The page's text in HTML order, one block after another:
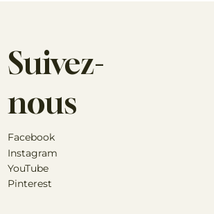
cas, une dose réduite de ce
terme.
Suivez-
nous
Facebook
Instagram
YouTube
Pinterest